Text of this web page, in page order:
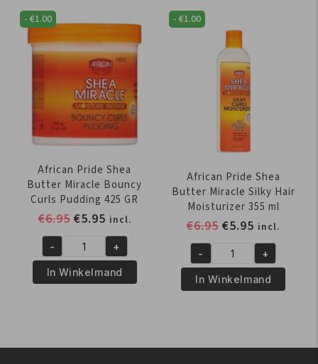
IN-
1
Shampoo
Conditioner
355
ml
aantal
Miracle
Co-
Cleansing
Conditioner
aantal
-€1.00
African Pride Shea
Butter Miracle Bouncy
Curls Pudding 425 GR
€6.95 Oorspronkelijke
was:
€6.95.
€5.95Huidige
prijs
is:
€5.95.
incl.
African
Pride
Shea
- +
In Winkelmand
-€1.00
African Pride Shea
Butter Miracle Silky Hair
Moisturizer 355 ml
€6.95
was:
€6.95.
€5.95 Huidige
prijs
is:
€5.95.
incl.
African
Pride
Shea
Silky
- +
In Winkelmand